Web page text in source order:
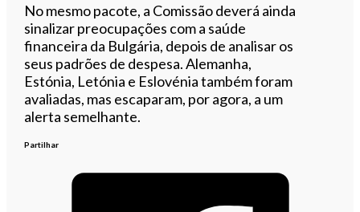
No mesmo pacote, a Comissão deverá ainda
sinalizar preocupações com a saúde
financeira da Bulgária, depois de analisar os
seus padrões de despesa. Alemanha,
Estónia, Letónia e Eslovénia também foram
avaliadas, mas escaparam, por agora, a um
alerta semelhante.
Partilhar